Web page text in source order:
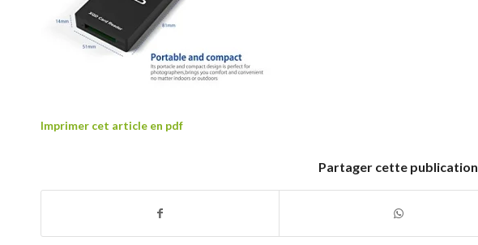
Imprimer cet article en pdf
Partager cette publication